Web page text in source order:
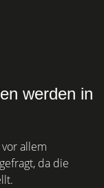
werden in
allem
da die